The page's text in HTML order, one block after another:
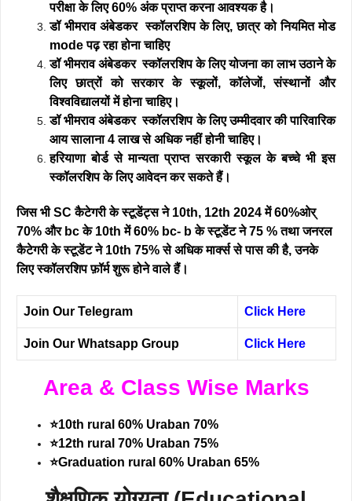
परीक्षा के लिए 60% अंक प्राप्त करना आवश्यक है।
डॉ भीमराव अंबेडकर स्कॉलरशिप के लिए, छात्र को नियमित मोड
mode पढ़ रहा होना चाहिए
डॉ भीमराव अंबेडकर स्कॉलरशिप के लिए योजना का लाभ उठाने के
लिए छात्रों को सरकार के स्कूलों, कॉलेजों, संस्थानों और
विश्वविद्यालयों में होना चाहिए।
डॉ भीमराव अंबेडकर स्कॉलरशिप के लिए उम्मीदवार की पारिवारिक
आय सालाना 4 लाख से अधिक नहीं होनी चाहिए।
हरियाणा बोर्ड से मान्यता प्राप्त सरकारी स्कूल के बच्चे भी इस
स्कॉलरशिप के लिए आवेदन कर सकते हैं।
जिस भी SC कैटेगरी के स्टूडेंट्स ने 10th, 12th 2024 में 60%ओर्
70% और bc के 10th में 60% bc- b के स्टूडेंट ने 75 % तथा जनरल
कैटेगरी के स्टूडेंट ने 10th 75% से अधिक मार्क्स से पास की है, उनके
लिए स्कॉलरशिप फ़ॉर्म शुरू होने वाले हैं।
Join Our Telegram Click Here
Join Our Whatsapp Group Click Here
Area & Class Wise Marks
⭐10th rural 60% Uraban 70%
⭐12th rural 70% Uraban 75%
⭐Graduation rural 60% Uraban 65%